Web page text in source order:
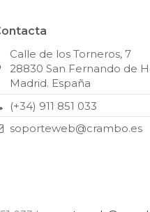
Calle de los Torneros, 7
28830 San Fernando de
Madrid. España
(+34) 911 851 033
soporteweb@crambo.es